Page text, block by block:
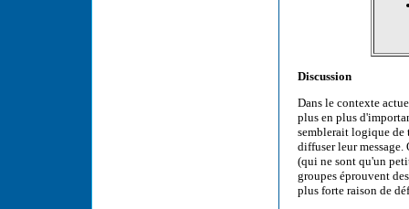
Discussion
Dans le contexte
plus en plus
semblerait logique de
diffuser leur message.
(qui ne sont qu'un
groupes éprouvent
plus forte raison de